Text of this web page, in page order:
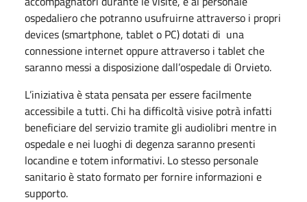
ospedaliero che potranno usufruirne attraverso i propri
devices (smartphone, tablet o PC) dotati di una
connessione internet oppure attraverso i tablet che
saranno messi a disposizione dall’ospedale di Orvieto.
L’iniziativa è stata pensata per essere facilmente
accessibile a tutti. Chi ha difficoltà visive potrà infatti
beneficiare del servizio tramite gli audiolibri mentre in
ospedale e nei luoghi di degenza saranno presenti
locandine e totem informativi. Lo stesso personale
sanitario è stato formato per fornire informazioni e
supporto.